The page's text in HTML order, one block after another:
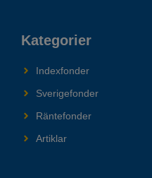
Kategorier
Indexfonder
Sverigefonder
Räntefonder
Artiklar